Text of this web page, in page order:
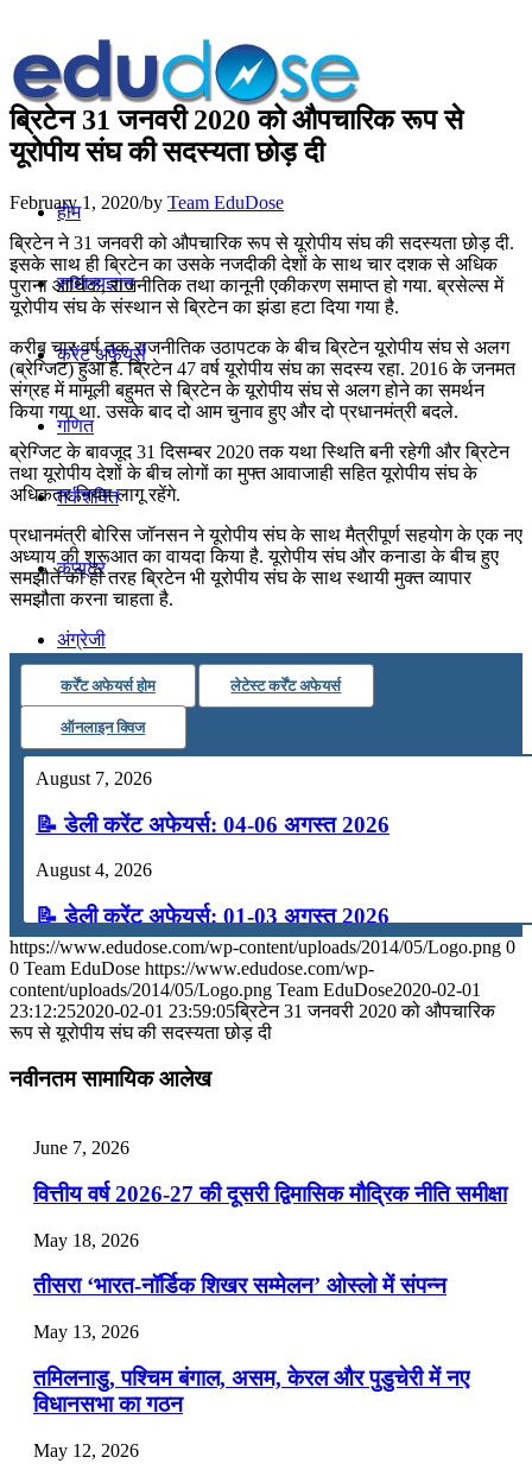
होम
सामान्यज्ञान
करेंट अफेयर्स
गणित
तर्कशक्ति
कंप्यूटर
अंग्रेजी
मॉक टेस्ट
टुडेज जीके
ब्रिटेन 31 जनवरी 2020 को औपचारिक रूप से
यूरोपीय संघ की सदस्‍यता छोड़ दी
February 1, 2020/by Team EduDose
ब्रिटेन ने 31 जनवरी को औपचारिक रूप से यूरोपीय संघ की सदस्‍यता छोड़ दी.
इसके साथ ही ब्रिटेन का उसके नजदीकी देशों के साथ चार दशक से अधिक
पुराना आर्थिक, राजनीतिक तथा कानूनी एकीकरण समाप्‍त हो गया. ब्रसेल्स में
यूरोपीय संघ के संस्थान से ब्रिटेन का झंडा हटा दिया गया है.
करीब चार वर्ष तक राजनीतिक उठापटक के बीच ब्रिटेन यूरोपीय संघ से अलग
(ब्रेग्जिट) हुआ है. ब्रिटेन 47 वर्ष यूरोपीय संघ का सदस्‍य रहा. 2016 के जनमत
संग्रह में मामूली बहुमत से ब्रिटेन के यूरोपीय संघ से अलग होने का समर्थन
किया गया था. उसके बाद दो आम चुनाव हुए और दो प्रधानमंत्री बदले.
ब्रेग्जिट के बावजूद 31 दिसम्‍बर 2020 तक यथा स्थिति बनी रहेगी और ब्रिटेन
तथा यूरोपीय देशों के बीच लोगों का मुफ्त आवाजाही सहित यूरोपीय संघ के
अधिकतर नियम लागू रहेंगे.
प्रधानमंत्री बोरिस जॉनसन ने यूरोपीय संघ के साथ मैत्रीपूर्ण सहयोग के एक नए
अध्‍याय की शुरूआत का वायदा किया है. यूरोपीय संघ और कनाडा के बीच हुए
समझौते की ही तरह ब्रिटेन भी यूरोपीय संघ के साथ स्‍थायी मुक्‍त व्‍यापार
समझौता करना चाहता है.
कर्रेंट अफेयर्स होम लेटेस्ट कर्रेंट अफेयर्स
ऑनलाइन क्विज
August 7, 2026
📝 डेली करेंट अफेयर्स: 04-06 अगस्त 2026
August 4, 2026
📝 डेली करेंट अफेयर्स: 01-03 अगस्त 2026
July 31, 2026
📝 डेली करेंट अफेयर्स: 28-31 जुलाई 2026
July 25, 2026
📝 डेली करेंट अफेयर्स: 22-24 जुलाई 2026
July 22, 2026
📝 डेली करेंट अफेयर्स: 19-21 जुलाई 2026
July 19, 2026
📝 डेली करेंट अफेयर्स: 16-18 जुलाई 2026
https://www.edudose.com/wp-content/uploads/2014/05/Logo.png 0
0 Team EduDose https://www.edudose.com/wp-
content/uploads/2014/05/Logo.png Team EduDose2020-02-01
23:12:252020-02-01 23:59:05ब्रिटेन 31 जनवरी 2020 को औपचारिक
रूप से यूरोपीय संघ की सदस्‍यता छोड़ दी
नवीनतम सामायिक आलेख
June 7, 2026
वित्तीय वर्ष 2026-27 की दूसरी द्विमासिक मौद्रिक नीति समीक्षा
May 18, 2026
तीसरा ‘भारत-नॉर्डिक शिखर सम्मेलन’ ओस्लो में संपन्न
May 13, 2026
तमिलनाडु, पश्चिम बंगाल, असम, केरल और पुडुचेरी में नए
विधानसभा का गठन
May 12, 2026